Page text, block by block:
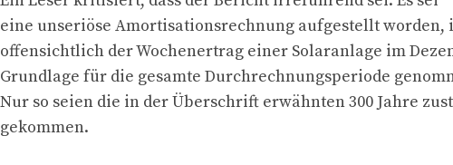
eine unseriöse Amortisationsrechnung aufgestellt worden,
offensichtlich der Wochenertrag einer Solaranlage im
Grundlage für die gesamte Durchrechnungsperiode
Nur so seien die in der Überschrift erwähnten 300 Jahre
gekommen.